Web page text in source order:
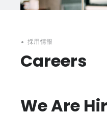
採用情報
Careers
We Are